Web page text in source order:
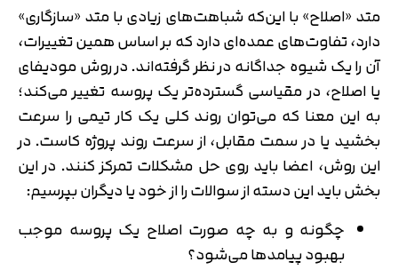
متد «اصلاح» با این‌که شباهت‌های زیادی با متد «سازگاری»
دارد، تفاوت‌های عمده‌ای دارد که بر اساس همین تغییرات،
آن را یک شیوه جداگانه در نظر گرفته‌اند. در روش مودیفای
یا اصلاح، در مقیاسی گسترده‌تر یک پروسه تغییر می‌کند؛
به این معنا که می‌توان روند کلی یک کار تیمی را سرعت
بخشید یا در سمت مقابل، از سرعت روند پروژه کاست. در
این روش، اعضا باید روی حل مشکلات تمرکز کنند. در این
بخش باید این دسته از سوالات را از خود یا دیگران بپرسیم:
چگونه و به چه صورت اصلاح یک پروسه موجب
بهبود پیامدها می‌شود؟